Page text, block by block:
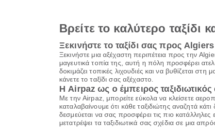
Βρείτε το καλύτερο ταξίδι
Ξεκινήστε το ταξίδι σας προς Algiers
Ξεκινήστε μια αξέχαστη περιπέτεια προς την
μαγευτικά τοπία της, αυτή η πόλη προσφέρει
δοκιμάζει τοπικές λιχουδιές και να βυθίζεται
κάνετε το ταξίδι σας αξέχαστο.
Η Airpaz ως ο έμπειρος
Με την Airpaz, μπορείτε εύκολα να κλείσετε
καταλαβαίνουμε ότι κάθε ταξιδιώτης αναζητά
δεσμεύεται να σας προσφέρει τις πιο
μετατρέψει τα ταξιδιωτικά σας σχέδια σε μια